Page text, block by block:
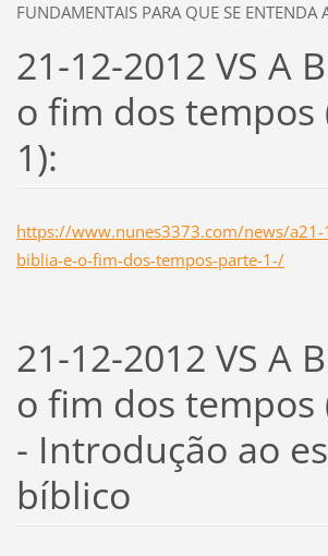
FUNDAMENTAIS PARA QUE SE ENTENDA
21-12-2012 VS A
o fim dos tempos
1):
https://www.nunes3373.com/news/a21-
biblia-e-o-fim-dos-tempos-parte-1-/
21-12-2012 VS A
o fim dos tempos
- Introdução ao
bíblico